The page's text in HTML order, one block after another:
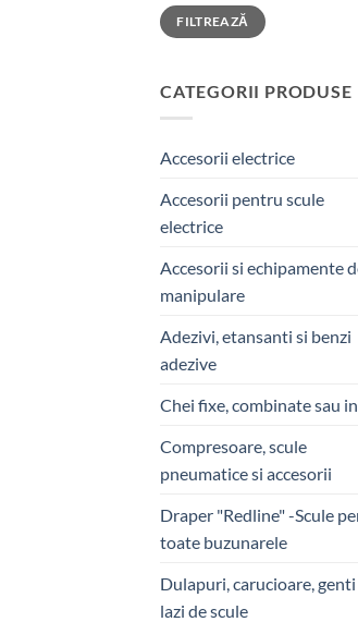
Preț
minim
Preț
maxim
FILTREAZĂ
CATEGORII PRODUSE
Accesorii electrice
Accesorii pentru scule
electrice
Accesorii si echipamente
manipulare
Adezivi, etansanti si benzi
adezive
Chei fixe, combinate sau
Compresoare, scule
pneumatice si accesorii
Draper "Redline" -Scule
toate buzunarele
Dulapuri, carucioare, genti
lazi de scule